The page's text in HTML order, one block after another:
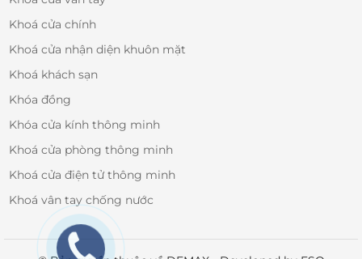
Khoá cửa chính
Khoá cửa nhận diện khuôn mặt
Khoá khách sạn
Khóa đồng
Khóa cửa kính thông minh
Khoá cửa phòng thông minh
Khoá cửa điện tử thông minh
Khoá vân tay chống nước